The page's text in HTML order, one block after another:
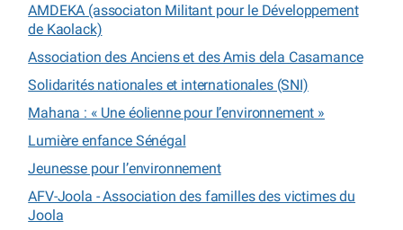
AMDEKA (associaton Militant pour le Développement
de Kaolack)
Association des Anciens et des Amis dela Casamance
Solidarités nationales et internationales (SNI)
Mahana : « Une éolienne pour l’environnement »
Lumière enfance Sénégal
Jeunesse pour l’environnement
AFV-Joola - Association des familles des victimes du
Joola